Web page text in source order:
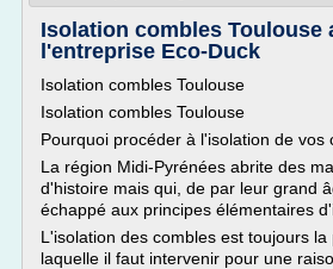
Isolation combles Toulouse
l'entreprise Eco-Duck
Isolation combles Toulouse
Isolation combles Toulouse
Pourquoi procéder à l'isolation de vos
La région Midi-Pyrénées abrite des
d'histoire mais qui, de par leur grand
échappé aux principes élémentaires
L'isolation des combles est toujours
laquelle il faut intervenir pour une